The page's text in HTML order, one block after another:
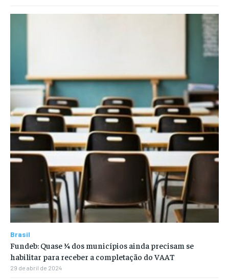
Brasil
Fundeb: Quase ¼ dos municípios ainda precisam se
habilitar para receber a completação do VAAT
29 de abril de 2024